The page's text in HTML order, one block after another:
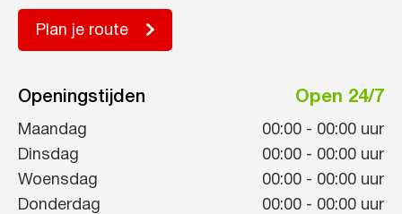
Plan je route
Openingstijden Open 24/7
Maandag 00:00 - 00:00 uur
Dinsdag
00:00 - 00:00 uur
Woensdag
00:00 - 00:00 uur
Donderdag
00:00 - 00:00 uur